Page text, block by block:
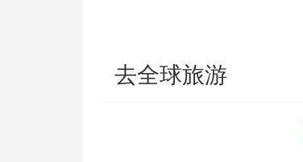
去全球旅游